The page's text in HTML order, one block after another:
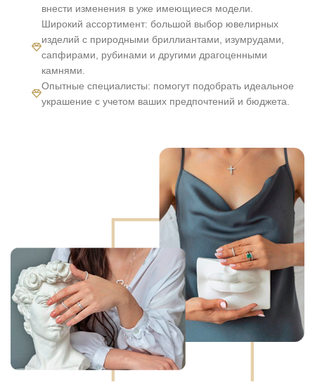
внести изменения в уже имеющиеся модели.
Широкий ассортимент: большой выбор ювелирных
изделий с природными бриллиантами, изумрудами,
сапфирами, рубинами и другими драгоценными
камнями.
Опытные специалисты: помогут подобрать идеальное
украшение с учетом ваших предпочтений и бюджета.